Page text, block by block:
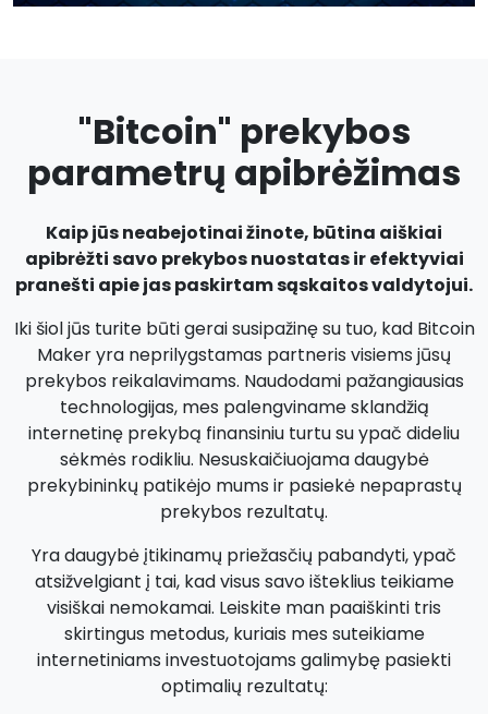
"Bitcoin" prekybos
parametrų apibrėžimas
Kaip jūs neabejotinai žinote, būtina aiškiai
apibrėžti savo prekybos nuostatas ir efektyviai
pranešti apie jas paskirtam sąskaitos valdytojui.
Iki šiol jūs turite būti gerai susipažinę su tuo, kad Bitcoin
Maker yra neprilygstamas partneris visiems jūsų
prekybos reikalavimams. Naudodami pažangiausias
technologijas, mes palengviname sklandžią
internetinę prekybą finansiniu turtu su ypač dideliu
sėkmės rodikliu. Nesuskaičiuojama daugybė
prekybininkų patikėjo mums ir pasiekė nepaprastų
prekybos rezultatų.
Yra daugybė įtikinamų priežasčių pabandyti, ypač
atsižvelgiant į tai, kad visus savo išteklius teikiame
visiškai nemokamai. Leiskite man paaiškinti tris
skirtingus metodus, kuriais mes suteikiame
internetiniams investuotojams galimybę pasiekti
optimalių rezultatų: